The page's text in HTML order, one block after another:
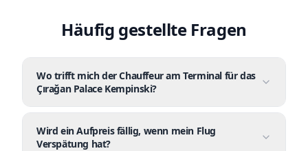
Häufig gestellte Fragen
Wo trifft mich der Chauffeur am Terminal für das
Çırağan Palace Kempinski?
Wird ein Aufpreis fällig, wenn mein Flug
Verspätung hat?